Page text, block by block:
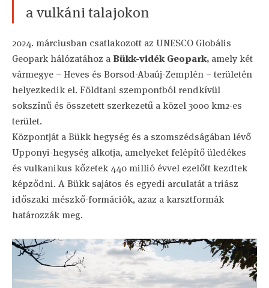
a vulkáni talajokon
2024. márciusban csatlakozott az UNESCO Globális
Geopark hálózatához a Bükk-vidék Geopark, amely két
vármegye – Heves és Borsod-Abaúj-Zemplén – területén
helyezkedik el. Földtani szempontból rendkívül
sokszínű és összetett szerkezetű a közel 3000 km2-es
terület.
Központját a Bükk hegység és a szomszédságában lévő
Upponyi-hegység alkotja, amelyeket felépítő üledékes
és vulkanikus kőzetek 440 millió évvel ezelőtt kezdtek
képződni. A Bükk sajátos és egyedi arculatát a triász
időszaki mészkő-formációk, azaz a karsztformák
határozzák meg.